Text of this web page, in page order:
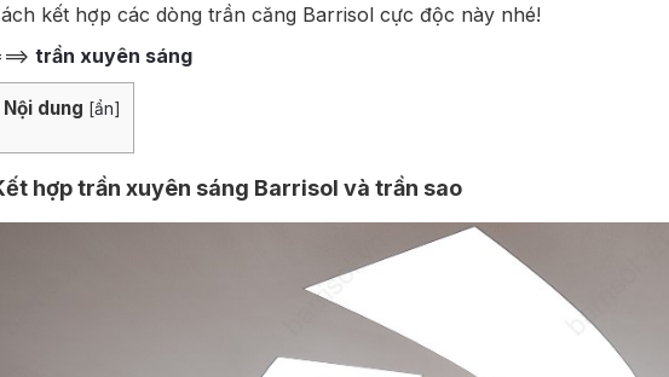
kết hợp các dòng trần căng Barrisol cực độc này nhé!
trần xuyên sáng
Nội dung [ẩn]
hợp trần xuyên sáng Barrisol và trần sao